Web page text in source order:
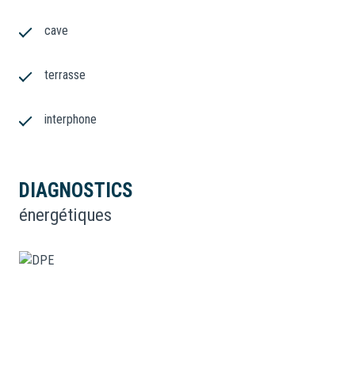
cave
terrasse
interphone
DIAGNOSTICS
énergétiques